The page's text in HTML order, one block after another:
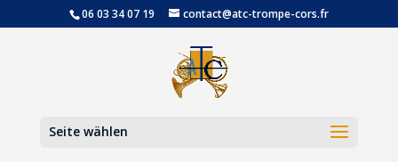
06 03 34 07 19 contact@atc-trompe-cors.fr
Seite wählen